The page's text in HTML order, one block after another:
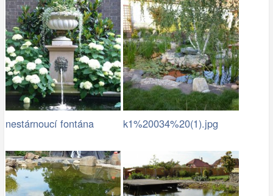
nestárnoucí fontána k1%20034%20(1).jpg